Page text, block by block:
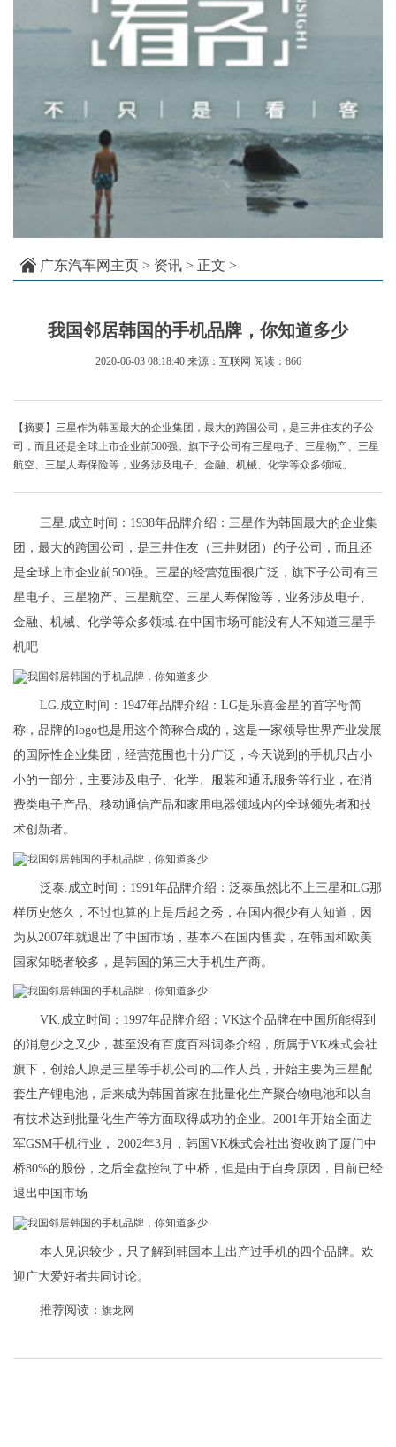
广东汽车网主页 > 资讯 > 正文 >
我国邻居韩国的手机品牌，你知道多少
2020-06-03 08:18:40 来源：互联网 阅读：866
【摘要】三星作为韩国最大的企业集团，最大的跨国公司，是三井住友的子公
司，而且还是全球上市企业前500强。旗下子公司有三星电子、三星物产、三星
航空、三星人寿保险等，业务涉及电子、金融、机械、化学等众多领域。
三星.成立时间：1938年品牌介绍：三星作为韩国最大的企业集
团，最大的跨国公司，是三井住友（三井财团）的子公司，而且还
是全球上市企业前500强。三星的经营范围很广泛，旗下子公司有三
星电子、三星物产、三星航空、三星人寿保险等，业务涉及电子、
金融、机械、化学等众多领域.在中国市场可能没有人不知道三星手
机吧
LG.成立时间：1947年品牌介绍：LG是乐喜金星的首字母简
称，品牌的logo也是用这个简称合成的，这是一家领导世界产业发展
的国际性企业集团，经营范围也十分广泛，今天说到的手机只占小
小的一部分，主要涉及电子、化学、服装和通讯服务等行业，在消
费类电子产品、移动通信产品和家用电器领域内的全球领先者和技
术创新者。
泛泰.成立时间：1991年品牌介绍：泛泰虽然比不上三星和LG那
样历史悠久，不过也算的上是后起之秀，在国内很少有人知道，因
为从2007年就退出了中国市场，基本不在国内售卖，在韩国和欧美
国家知晓者较多，是韩国的第三大手机生产商。
VK.成立时间：1997年品牌介绍：VK这个品牌在中国所能得到
的消息少之又少，甚至没有百度百科词条介绍，所属于VK株式会社
旗下，创始人原是三星等手机公司的工作人员，开始主要为三星配
套生产锂电池，后来成为韩国首家在批量化生产聚合物电池和以自
有技术达到批量化生产等方面取得成功的企业。2001年开始全面进
军GSM手机行业， 2002年3月，韩国VK株式会社出资收购了厦门中
桥80%的股份，之后全盘控制了中桥，但是由于自身原因，目前已经
退出中国市场
本人见识较少，只了解到韩国本土出产过手机的四个品牌。欢
迎广大爱好者共同讨论。
推荐阅读： 旗龙网